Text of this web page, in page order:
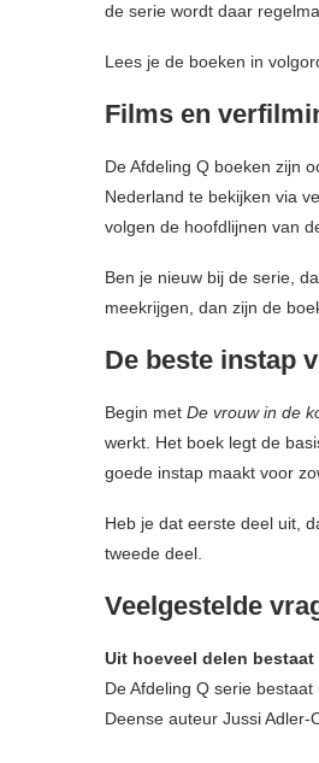
de serie wordt daar
Lees je de boeken in
Films en
De Afdeling Q boeken zijn
Nederland te bekijken via
volgen de hoofdlijnen van
Ben je nieuw bij de serie,
meekrijgen, dan zijn de
De beste instap
Begin met De vrouw in de
werkt. Het boek legt de
goede instap maakt voor
Heb je dat eerste deel uit,
tweede deel.
Veelgestelde
Uit hoeveel delen
De Afdeling Q serie
Deense auteur Jussi Adler-